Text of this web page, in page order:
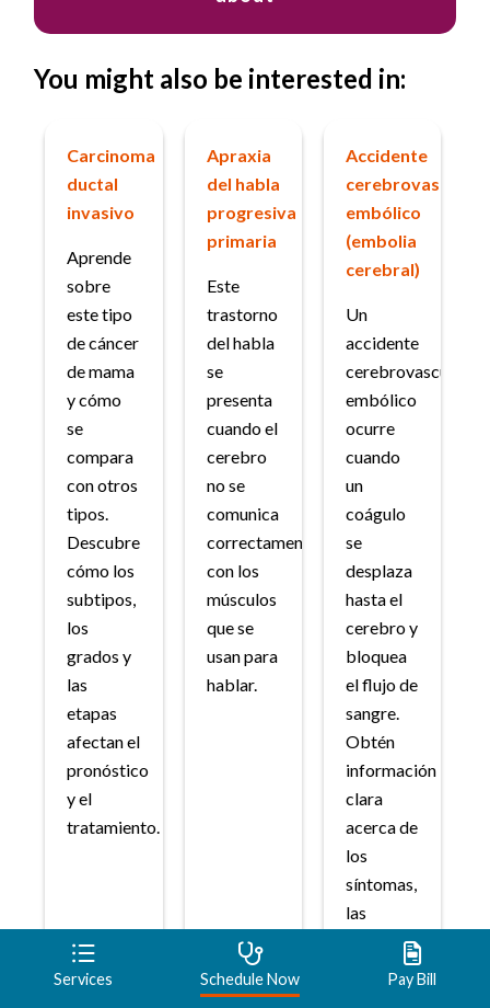
You might also be interested in:
Carcinoma
ductal
invasivo
Aprende
sobre
este tipo
de cáncer
de mama
y cómo
se
compara
con otros
tipos.
Descubre
cómo los
subtipos,
los
grados y
las
etapas
afectan el
pronóstico
y el
tratamiento.
Apraxia
del habla
progresiva
primaria
Este
trastorno
del habla
se
presenta
cuando el
cerebro
no se
comunica
correctamente
con los
músculos
que se
usan para
hablar.
Accidente
cerebrovascular
embólico
(embolia
cerebral)
Un
accidente
cerebrovascular
embólico
ocurre
cuando
un
coágulo
se
desplaza
hasta el
cerebro y
bloquea
el flujo de
sangre.
Obtén
información
clara
acerca de
los
síntomas,
las
opciones
Services Schedule Now Pay Bill